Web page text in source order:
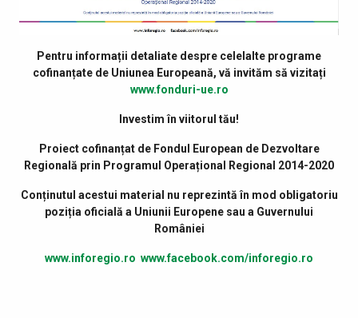
Pentru informații detaliate despre celelalte programe
cofinanțate de Uniunea Europeană, vă invităm să vizitați
www.fonduri-ue.ro
Investim în viitorul tău!
Proiect cofinanțat de Fondul European de Dezvoltare
Regională prin Programul Operațional Regional 2014-2020
Conținutul acestui material nu reprezintă în mod obligatoriu
poziția oficială a Uniunii Europene sau a Guvernului
României
www.inforegio.ro www.facebook.com/inforegio.ro